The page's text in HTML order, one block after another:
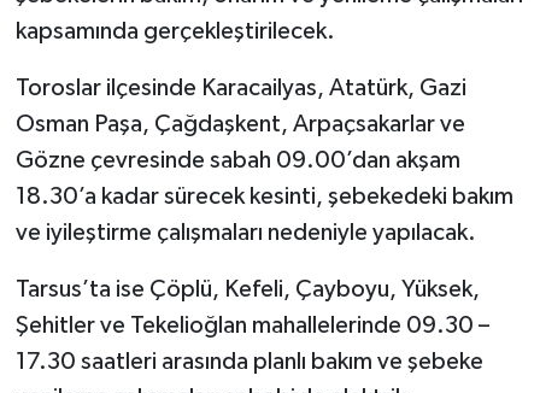
kapsamında gerçekleştirilecek.
Toroslar ilçesinde Karacailyas, Atatürk, Gazi
Osman Paşa, Çağdaşkent, Arpaçsakarlar ve
Gözne çevresinde sabah 09.00’dan akşam
18.30’a kadar sürecek kesinti, şebekedeki bakım
ve iyileştirme çalışmaları nedeniyle yapılacak.
Tarsus’ta ise Çöplü, Kefeli, Çayboyu, Yüksek,
Şehitler ve Tekelioğlan mahallelerinde 09.30 –
17.30 saatleri arasında planlı bakım ve şebeke